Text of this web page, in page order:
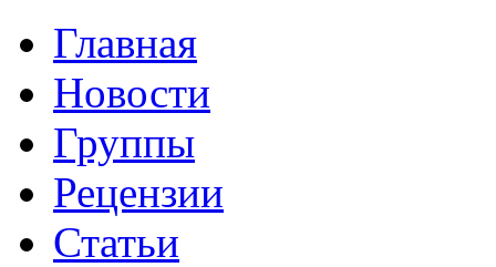
Главная
Новости
Группы
Рецензии
Статьи